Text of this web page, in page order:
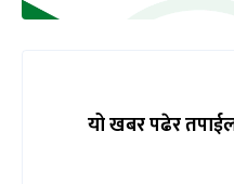
यो खबर पढेर